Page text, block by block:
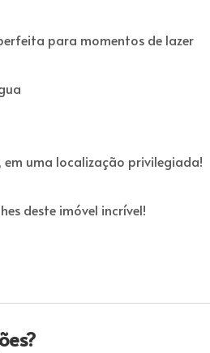
para momentos de lazer
em uma localização privilegiada!
deste imóvel incrível!